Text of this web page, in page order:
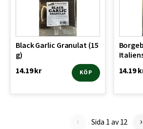
Black Garlic Granulat (15
g)
14.19kr KÖP
14.19
‹ Sida 1 av 12 ›